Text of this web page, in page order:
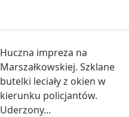
Huczna impreza na
Marszałkowskiej. Szklane
butelki leciały z okien w
kierunku policjantów.
Uderzony...